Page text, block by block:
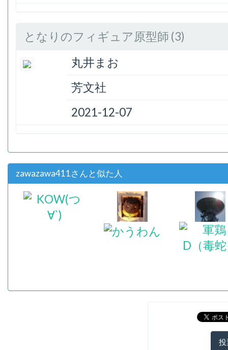
となりのフィギュア原型師 (3)
丸井まお
芳文社
2021-12-07
zawazawa411さんと似た人
投